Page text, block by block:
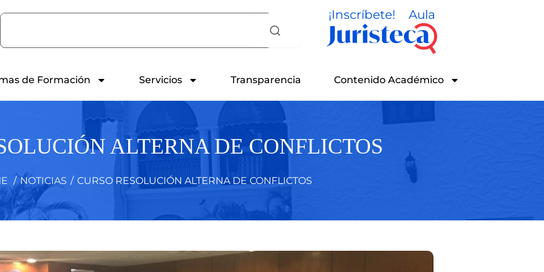
Search ¡Inscríbete! Aula
de Formación Servicios Transparencia Contenido Académico
ALTERNA DE CONFLICTOS
/ NOTICIAS / CURSO RESOLUCIÓN ALTERNA DE CONFLICTOS